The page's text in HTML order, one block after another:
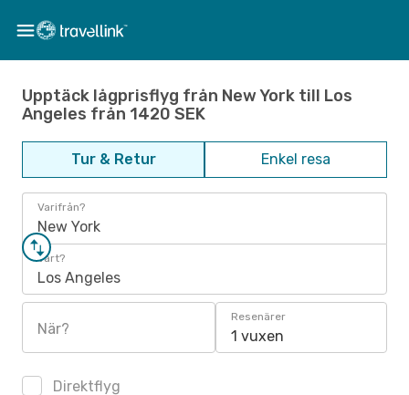
Upptäck lågprisflyg från New York till Los
Angeles från 1420 SEK
Tur & Retur Enkel resa
Varifrån?
New York
Vart?
Los Angeles
När?
Resenärer
1 vuxen
Direktflyg